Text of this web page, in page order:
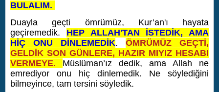
BULALIM.
Duayla geçti ömrümüz, Kur’an'ı hayata
geçiremedik. HEP ALLAH'TAN İSTEDİK, AMA
HİÇ ONU DİNLEMEDİK. ÖMRÜMÜZ GEÇTİ,
GELDİK SON GÜNLERE, HAZIR MIYIZ HESABI
VERMEYE. Müslüman’ız dedik, ama Allah ne
emrediyor onu hiç dinlemedik. Ne söylediğini
bilmeyince, tam tersini söyledik.